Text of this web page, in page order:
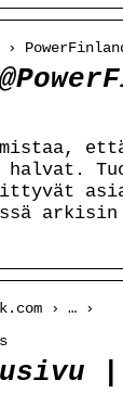
halvat.
arkisin
› … ›
|